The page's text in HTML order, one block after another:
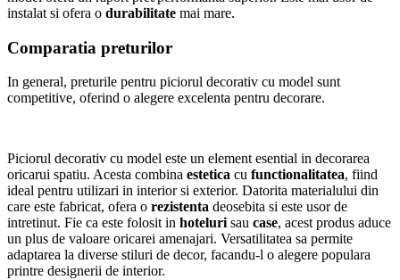
instalat si ofera o durabilitate mai mare.
Comparatia preturilor
In general, preturile pentru piciorul decorativ cu model sunt
competitive, oferind o alegere excelenta pentru decorare.
Piciorul decorativ cu model este un element esential in decorarea
oricarui spatiu. Acesta combina estetica cu functionalitatea, fiind
ideal pentru utilizari in interior si exterior. Datorita materialului din
care este fabricat, ofera o rezistenta deosebita si este usor de
intretinut. Fie ca este folosit in hoteluri sau case, acest produs aduce
un plus de valoare oricarei amenajari. Versatilitatea sa permite
adaptarea la diverse stiluri de decor, facandu-l o alegere populara
printre designerii de interior.